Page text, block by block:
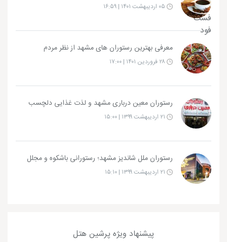
معرفی بهترین رستوران های مشهد از نظر مردم
رستوران معین درباری مشهد و لذت غذایی دلچسب
رستوران ملل شاندیز مشهد؛ رستورانی باشکوه و مجلل
پیشنهاد ویژه پرشین هتل